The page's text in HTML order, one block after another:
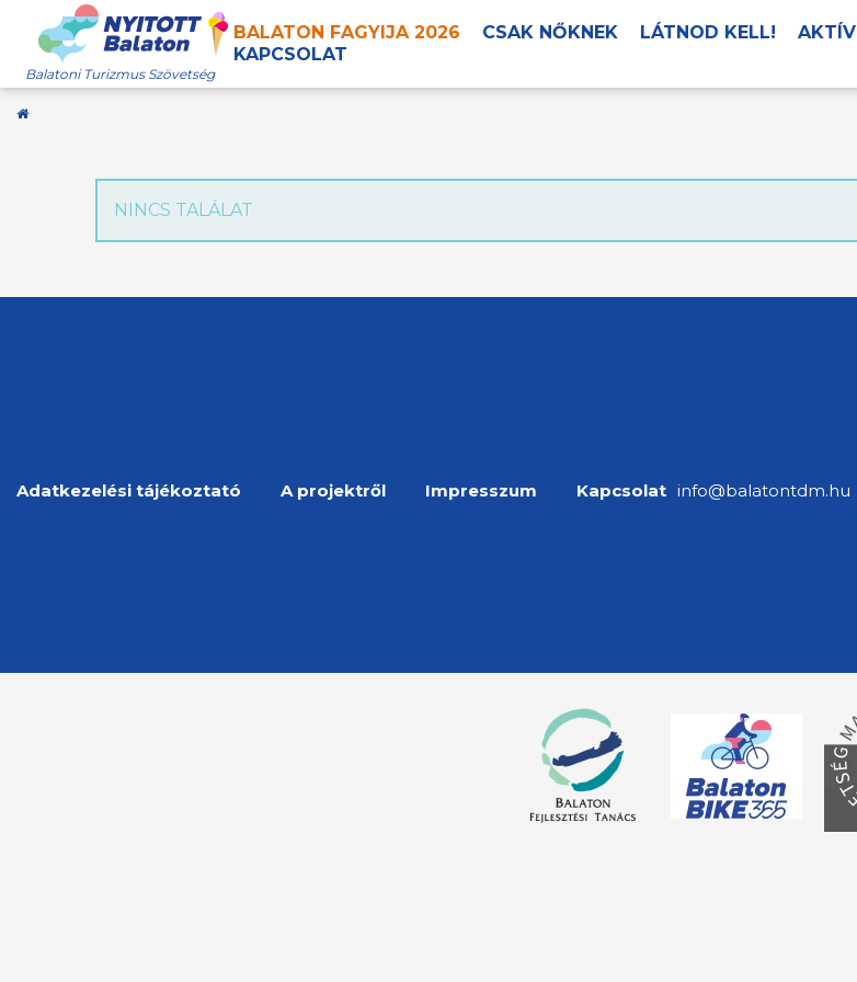
Balatoni Turizmus Szövetség
BALATON FAGYIJA 2026 CSAK NŐKNEK LÁTNOD KELL! AKTÍV
KAPCSOLAT
Kezdőoldal
NINCS TALÁLAT
Adatkezelési tájékoztató A projektről Impresszum Kapcsolat info@balatontdm.hu